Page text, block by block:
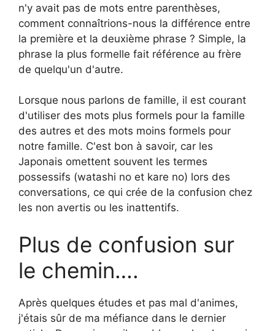
n'y avait pas de mots entre parenthèses,
comment connaîtrions-nous la différence entre
la première et la deuxième phrase ? Simple, la
phrase la plus formelle fait référence au frère
de quelqu'un d'autre.
Lorsque nous parlons de famille, il est courant
d'utiliser des mots plus formels pour la famille
des autres et des mots moins formels pour
notre famille. C'est bon à savoir, car les
Japonais omettent souvent les termes
possessifs (watashi no et kare no) lors des
conversations, ce qui crée de la confusion chez
les non avertis ou les inattentifs.
Plus de confusion sur
le chemin….
Après quelques études et pas mal d'animes,
j'étais sûr de ma méfiance dans le dernier